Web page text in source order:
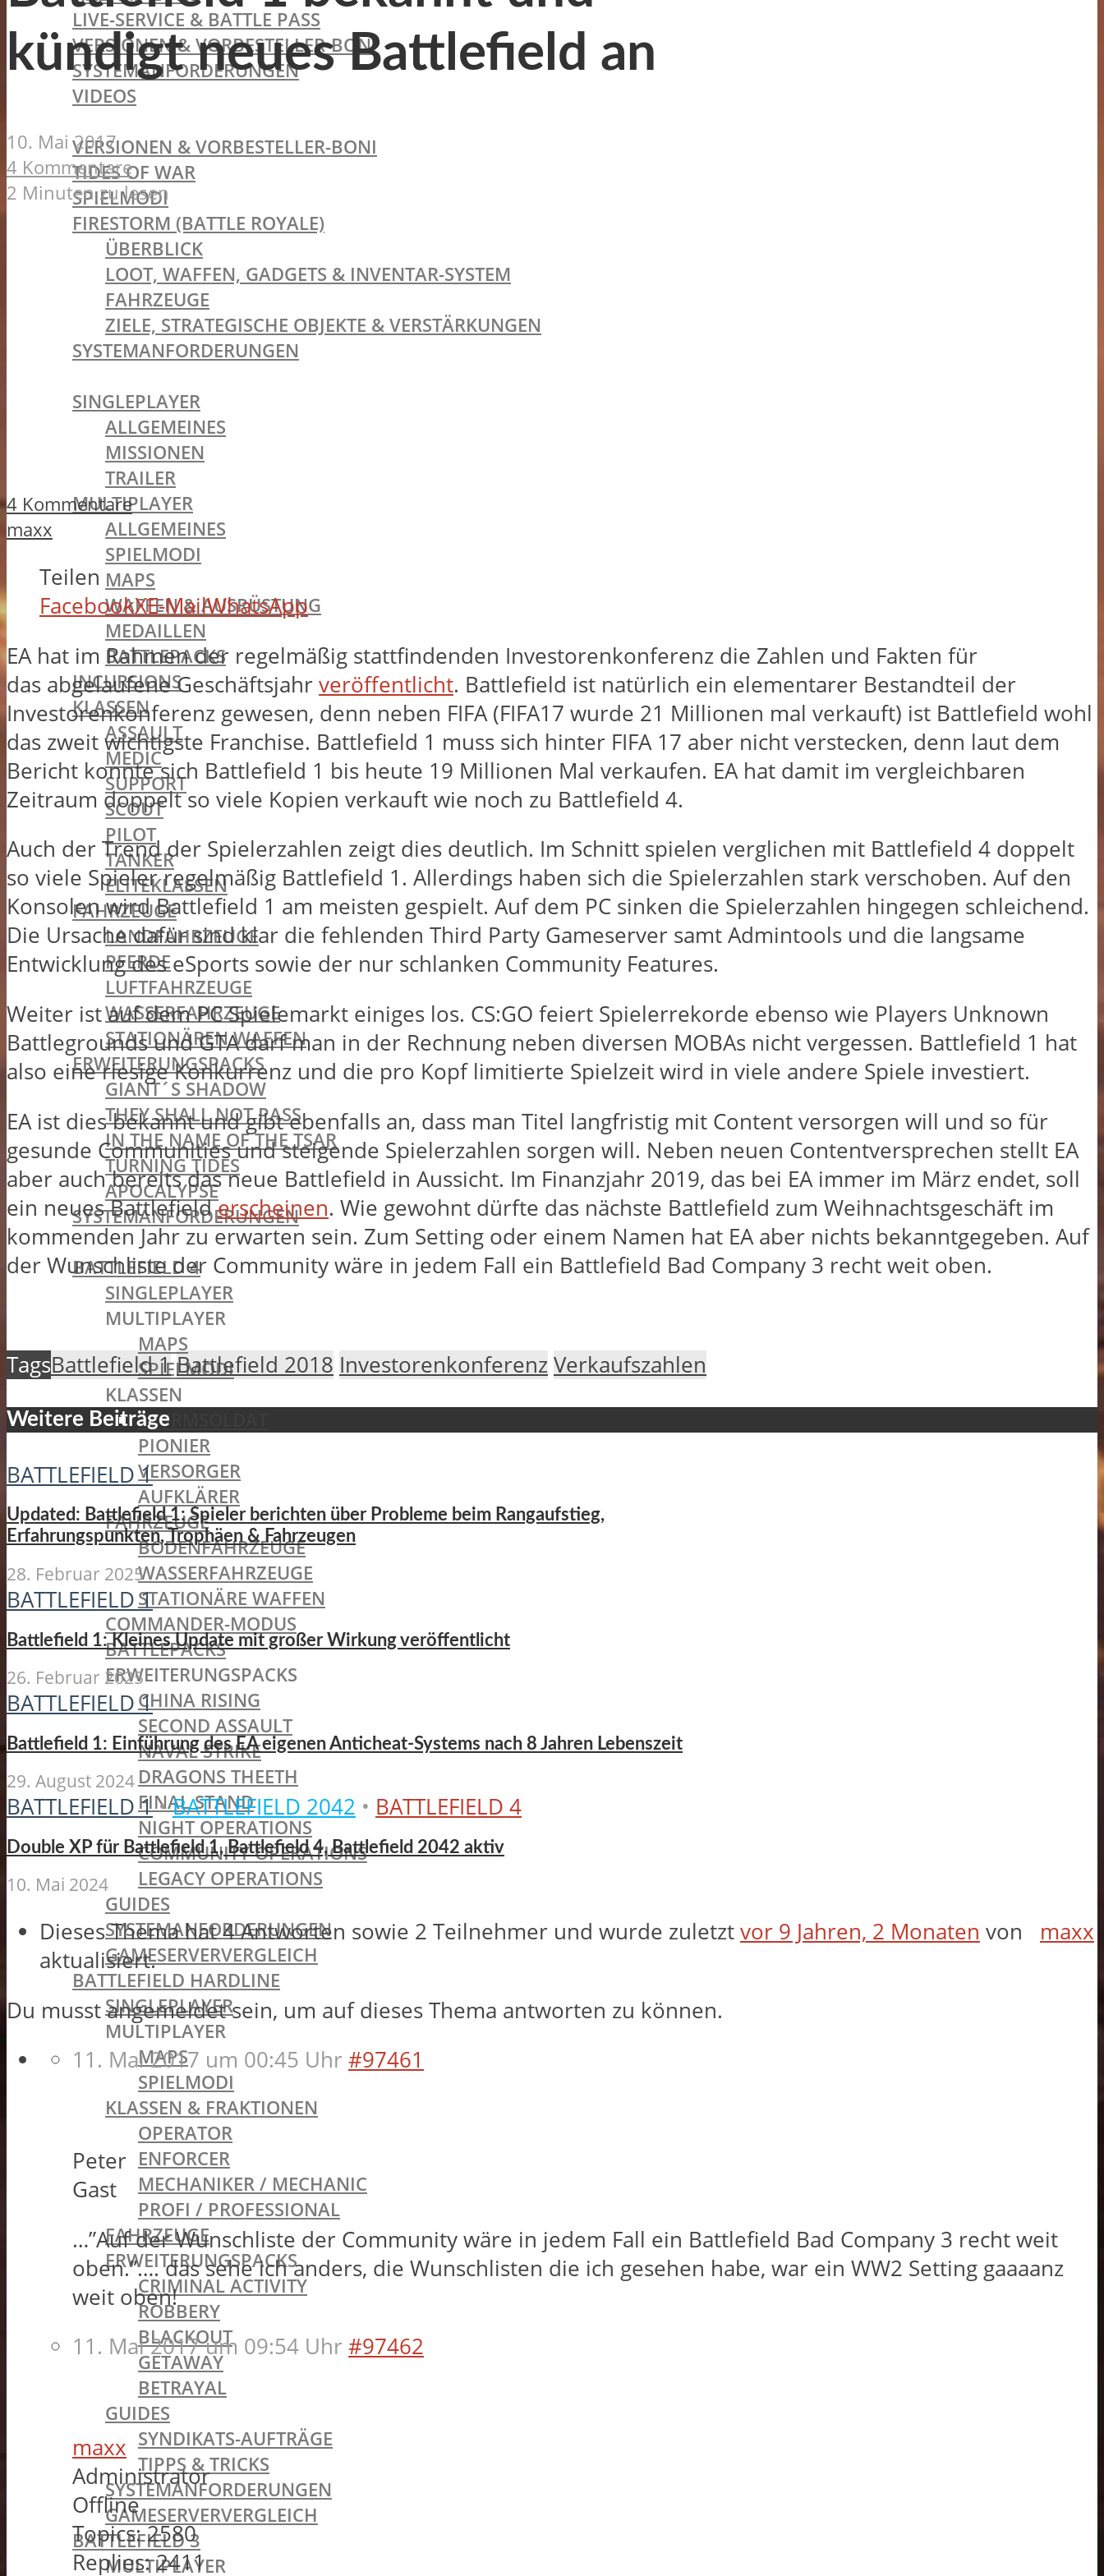
LIVE-SERVICE & BATTLE PASS
VERSIONEN & VORBESTELLER-BONI
SYSTEMANFORDERUNGEN
VIDEOS
VERSIONEN & VORBESTELLER-BONI
TIDES OF WAR
SPIELMODI
FIRESTORM (BATTLE ROYALE)
ÜBERBLICK
LOOT, WAFFEN, GADGETS & INVENTAR-SYSTEM
FAHRZEUGE
ZIELE, STRATEGISCHE OBJEKTE & VERSTÄRKUNGEN
SYSTEMANFORDERUNGEN
SINGLEPLAYER
ALLGEMEINES
MISSIONEN
TRAILER
MULTIPLAYER
ALLGEMEINES
SPIELMODI
MAPS
WAFFEN & AUSRÜSTUNG
MEDAILLEN
BATTLEPACKS
INCURSIONS
KLASSEN
ASSAULT
MEDIC
SUPPORT
SCOUT
PILOT
TANKER
ELITEKLASSEN
FAHRZEUGE
LANDFAHRZEUGE
PFERDE
LUFTFAHRZEUGE
WASSERFAHRZEUGE
STATIONÄREN WAFFEN
ERWEITERUNGSPACKS
GIANT´S SHADOW
THEY SHALL NOT PASS
IN THE NAME OF THE TSAR
TURNING TIDES
APOCALYPSE
SYSTEMANFORDERUNGEN
BATTLEFIELD OLDIES
BATTLEFIELD 4
SINGLEPLAYER
MULTIPLAYER
MAPS
SPIELMODI
KLASSEN
STURMSOLDAT
PIONIER
VERSORGER
AUFKLÄRER
FAHRZEUGE
BODENFAHRZEUGE
WASSERFAHRZEUGE
STATIONÄRE WAFFEN
COMMANDER-MODUS
BATTLEPACKS
ERWEITERUNGSPACKS
CHINA RISING
SECOND ASSAULT
NAVAL STRIKE
DRAGONS THEETH
FINAL STAND
NIGHT OPERATIONS
COMMUNITY OPERATIONS
LEGACY OPERATIONS
GUIDES
SYSTEMANFORDERUNGEN
GAMESERVERVERGLEICH
BATTLEFIELD HARDLINE
SINGLEPLAYER
MULTIPLAYER
MAPS
SPIELMODI
KLASSEN & FRAKTIONEN
OPERATOR
ENFORCER
MECHANIKER / MECHANIC
PROFI / PROFESSIONAL
FAHRZEUGE
ERWEITERUNGSPACKS
CRIMINAL ACTIVITY
ROBBERY
BLACKOUT
GETAWAY
BETRAYAL
GUIDES
SYNDIKATS-AUFTRÄGE
TIPPS & TRICKS
SYSTEMANFORDERUNGEN
GAMESERVERVERGLEICH
BATTLEFIELD 3
MULTIPLAYER
kündigt neues Battlefield an
10. Mai 2017
4 Kommentare
2 Minuten zu lesen
4 Kommentare
maxx
Teilen
FacebookXE-MailWhatsApp
EA hat im Rahmen der regelmäßig stattfindenden Investorenkonferenz die Zahlen und Fakten für
das abgelaufene Geschäftsjahr veröffentlicht. Battlefield ist natürlich ein elementarer Bestandteil der
Investorenkonferenz gewesen, denn neben FIFA (FIFA17 wurde 21 Millionen mal verkauft) ist Battlefield wohl
das zweit wichtigste Franchise. Battlefield 1 muss sich hinter FIFA 17 aber nicht verstecken, denn laut dem
Bericht konnte sich Battlefield 1 bis heute 19 Millionen Mal verkaufen. EA hat damit im vergleichbaren
Zeitraum doppelt so viele Kopien verkauft wie noch zu Battlefield 4.
Auch der Trend der Spielerzahlen zeigt dies deutlich. Im Schnitt spielen verglichen mit Battlefield 4 doppelt
so viele Spieler regelmäßig Battlefield 1. Allerdings haben sich die Spielerzahlen stark verschoben. Auf den
Konsolen wird Battlefield 1 am meisten gespielt. Auf dem PC sinken die Spielerzahlen hingegen schleichend.
Die Ursache dafür sind klar die fehlenden Third Party Gameserver samt Admintools und die langsame
Entwicklung des eSports sowie der nur schlanken Community Features.
Weiter ist auf dem PC Spielemarkt einiges los. CS:GO feiert Spielerrekorde ebenso wie Players Unknown
Battlegrounds und GTA darf man in der Rechnung neben diversen MOBAs nicht vergessen. Battlefield 1 hat
also eine riesige Konkurrenz und die pro Kopf limitierte Spielzeit wird in viele andere Spiele investiert.
EA ist dies bekannt und gibt ebenfalls an, dass man Titel langfristig mit Content versorgen will und so für
gesunde Communities und steigende Spielerzahlen sorgen will. Neben neuen Contentversprechen stellt EA
aber auch bereits das neue Battlefield in Aussicht. Im Finanzjahr 2019, das bei EA immer im März endet, soll
ein neues Battlefielderscheinen. Wie gewohnt dürfte das nächste Battlefield zum Weihnachtsgeschäft im
kommenden Jahr zu erwarten sein. Zum Setting oder einem Namen hat EA aber nichts bekanntgegeben. Auf
der Wunschliste der Community wäre in jedem Fall ein Battlefield Bad Company 3 recht weit oben.
TagsBattlefield 1 Battlefield 2018 Investorenkonferenz Verkaufszahlen
Weitere Beiträge
BATTLEFIELD 1
Updated: Battlefield 1: Spieler berichten über Probleme beim Rangaufstieg,
Erfahrungspunkten, Trophäen & Fahrzeugen
28. Februar 2025
BATTLEFIELD 1
Battlefield 1: Kleines Update mit großer Wirkung veröffentlicht
26. Februar 2025
BATTLEFIELD 1
Battlefield 1: Einführung des EA eigenen Anticheat-Systems nach 8 Jahren Lebenszeit
29. August 2024
BATTLEFIELD 1 • BATTLEFIELD 2042 • BATTLEFIELD 4
Double XP für Battlefield 1, Battlefield 4, Battlefield 2042 aktiv
10. Mai 2024
Dieses Thema hat 4 Antworten sowie 2 Teilnehmer und wurde zuletzt vor 9 Jahren, 2 Monaten von
maxx
aktualisiert.
Du musst angemeldet sein, um auf dieses Thema antworten zu können.
11. Mai 2017 um 00:45 Uhr #97461
Peter
Gast
…”Auf der Wunschliste der Community wäre in jedem Fall ein Battlefield Bad Company 3 recht weit
oben.”…. das sehe ich anders, die Wunschlisten die ich gesehen habe, war ein WW2 Setting gaaaanz
weit oben!
11. Mai 2017 um 09:54 Uhr #97462
maxx
Administrator
Offline
Topics: 2580
Replies: 2411